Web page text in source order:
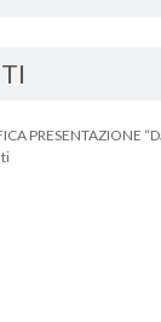
PRESENTAZIONE